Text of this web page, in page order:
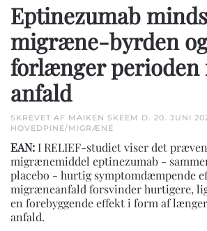
Eptinezumab
migræne-byrden
forlænger perioden
anfald
SKREVET AF MAIKEN SKEEM D. 20. JUNI
HOVEDPINE/MIGRÆNE
EAN: I RELIEF-studiet viser det
migrænemiddel eptinezumab -
placebo - hurtig symptomdæmpende
migræneanfald forsvinder hurtigere,
en forebyggende effekt i form af
anfald.